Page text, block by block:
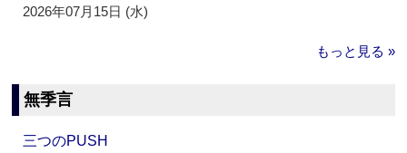
2026年07月15日 (水)
もっと見る »
無季言
三つのPUSH